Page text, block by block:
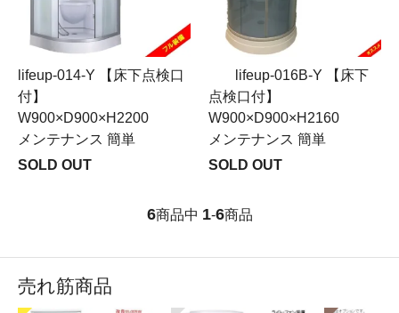
lifeup-014-Y 【床下点検口
付】
W900×D900×H2200
メンテナンス 簡単
SOLD OUT
lifeup-016B-Y 【床下
点検口付】
W900×D900×H2160
メンテナンス 簡単
SOLD OUT
6商品中 1-6商品
売れ筋商品